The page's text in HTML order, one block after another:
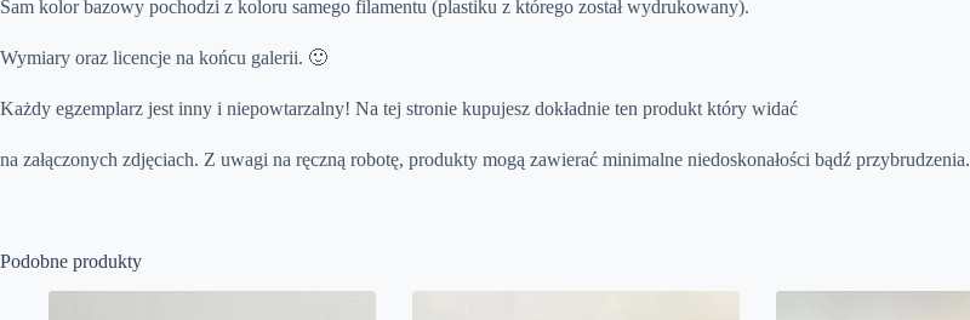
Sam kolor bazowy pochodzi z koloru samego filamentu (plastiku z którego został wydrukowany).
Wymiary oraz licencje na końcu galerii. 🙂
Każdy egzemplarz jest inny i niepowtarzalny! Na tej stronie kupujesz dokładnie ten produkt który widać
na załączonych zdjęciach. Z uwagi na ręczną robotę, produkty mogą zawierać minimalne niedoskonałości bądź przybrudzenia.
Podobne produkty